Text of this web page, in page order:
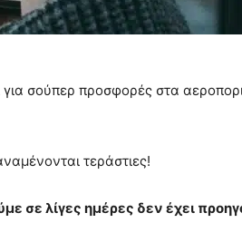
σούπερ προσφορές στα
τεράστιες!
σε λίγες ημέρες δεν έχει